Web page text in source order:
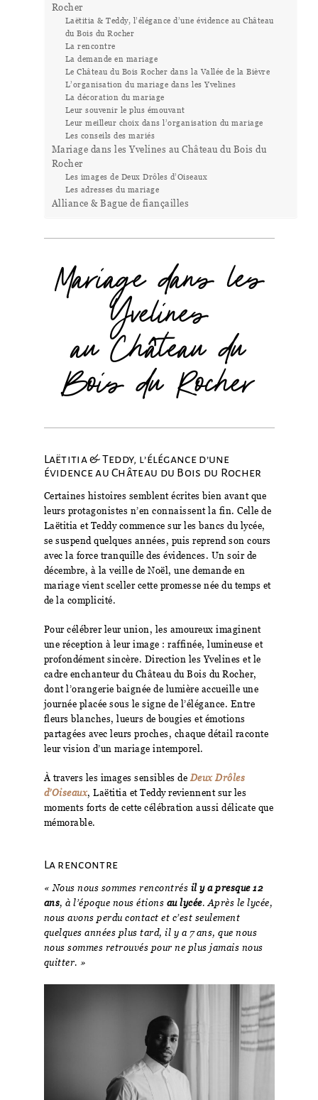
Rocher
Laëtitia & Teddy, l’élégance d’une évidence au Château
du Bois du Rocher
La rencontre
La demande en mariage
Le Château du Bois Rocher dans la Vallée de la Bièvre
L’organisation du mariage dans les Yvelines
La décoration du mariage
Leur souvenir le plus émouvant
Leur meilleur choix dans l’organisation du mariage
Les conseils des mariés
Mariage dans les Yvelines au Château du Bois du
Rocher
Les images de Deux Drôles d’Oiseaux
Les adresses du mariage
Alliance & Bague de fiançailles
Mariage dans les
Yvelines
au Château du
Bois du Rocher
Laëtitia & Teddy, l’élégance d’une
évidence au Château du Bois du Rocher
Certaines histoires semblent écrites bien avant que
leurs protagonistes n’en connaissent la fin. Celle de
Laëtitia et Teddy commence sur les bancs du lycée,
se suspend quelques années, puis reprend son cours
avec la force tranquille des évidences. Un soir de
décembre, à la veille de Noël, une demande en
mariage vient sceller cette promesse née du temps et
de la complicité.
Pour célébrer leur union, les amoureux imaginent
une réception à leur image : raffinée, lumineuse et
profondément sincère. Direction les Yvelines et le
cadre enchanteur du Château du Bois du Rocher,
dont l’orangerie baignée de lumière accueille une
journée placée sous le signe de l’élégance. Entre
fleurs blanches, lueurs de bougies et émotions
partagées avec leurs proches, chaque détail raconte
leur vision d’un mariage intemporel.
À travers les images sensibles deDeux Drôles
d’Oiseaux, Laëtitia et Teddy reviennent sur les
moments forts de cette célébration aussi délicate que
mémorable.
La rencontre
« Nous nous sommes rencontrés il y a presque 12
ans, à l’époque nous étions au lycée. Après le lycée,
nous avons perdu contact et c’est seulement
quelques années plus tard, il y a 7 ans, que nous
nous sommes retrouvés pour ne plus jamais nous
quitter. »